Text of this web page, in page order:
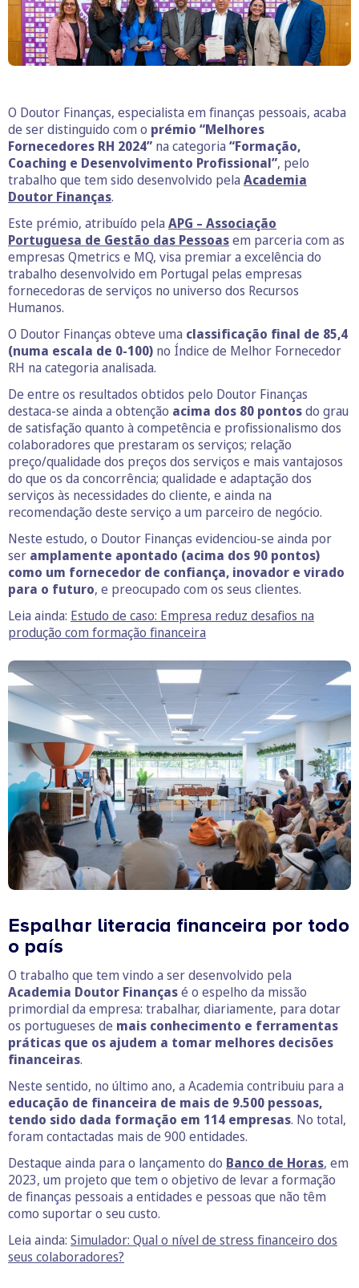
O Doutor Finanças, especialista em finanças pessoais, acaba
de ser distinguido com o prémio “Melhores
Fornecedores RH 2024” na categoria “Formação,
Coaching e Desenvolvimento Profissional”, pelo
trabalho que tem sido desenvolvido pela Academia
Doutor Finanças.
Este prémio, atribuído pela APG – Associação
Portuguesa de Gestão das Pessoasem parceria com as
empresas Qmetrics e MQ, visa premiar a excelência do
trabalho desenvolvido em Portugal pelas empresas
fornecedoras de serviços no universo dos Recursos
Humanos.
O Doutor Finanças obteve uma classificação final de 85,4
(numa escala de 0-100) no Índice de Melhor Fornecedor
RH na categoria analisada.
De entre os resultados obtidos pelo Doutor Finanças
destaca-se ainda a obtenção acima dos 80 pontosdo grau
de satisfação quanto à competência e profissionalismo dos
colaboradores que prestaram os serviços; relação
preço/qualidade dos preços dos serviços e mais vantajosos
do que os da concorrência; qualidade e adaptação dos
serviços às necessidades do cliente, e ainda na
recomendação deste serviço a um parceiro de negócio.
Neste estudo, o Doutor Finanças evidenciou-se ainda por
ser amplamente apontado (acima dos 90 pontos)
como um fornecedor de confiança, inovador e virado
para o futuro, e preocupado com os seus clientes.
Leia ainda: Estudo de caso: Empresa reduz desafios na
produção com formação financeira
Espalhar literacia financeira por todo
o país
O trabalho que tem vindo a ser desenvolvido pela
Academia Doutor Finançasé o espelho da missão
primordial da empresa: trabalhar, diariamente, para dotar
os portugueses de mais conhecimento e ferramentas
práticas que os ajudem a tomar melhores decisões
financeiras.
Neste sentido, no último ano, a Academia contribuiu para a
educação de financeira de mais de 9.500 pessoas,
tendo sido dada formação em 114 empresas. No total,
foram contactadas mais de 900 entidades.
Destaque ainda para o lançamento do Banco de Horas, em
2023, um projeto que tem o objetivo de levar a formação
de finanças pessoais a entidades e pessoas que não têm
como suportar o seu custo.
Leia ainda: Simulador: Qual o nível de stress financeiro dos
seus colaboradores?